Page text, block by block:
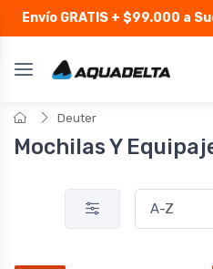
Envío GRATIS+ $99.000 a
Deuter
Mochilas Y